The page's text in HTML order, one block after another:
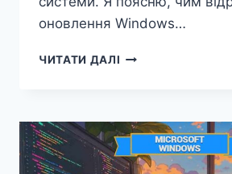
оновлення Windows…
ЧИТАТИ ДАЛІ РІЗНИЦЯ
ЧИСТОЮ
УСТАНОВКОЮ
WINDOWS